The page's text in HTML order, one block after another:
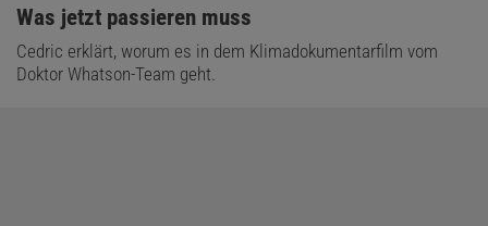
:
Was jetzt passieren muss
Cedric erklärt, worum es in dem Klimadokumentarfilm vom
Doktor Whatson-Team geht.